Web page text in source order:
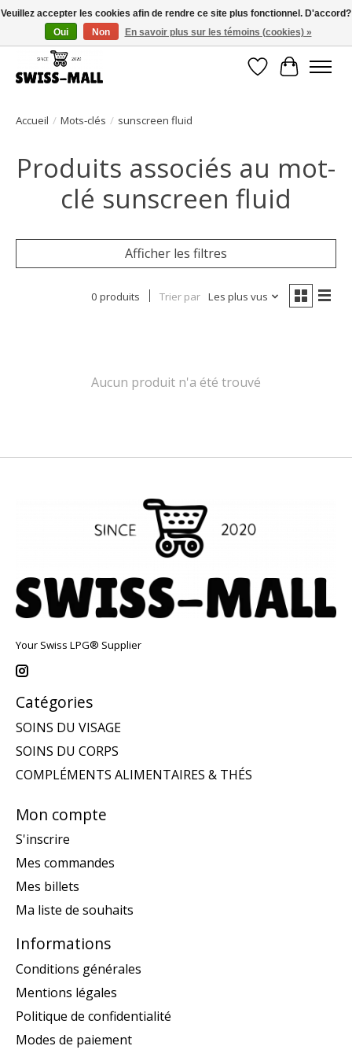
Livraison gratuite dès CHF 250 – livrée avec soin et fiabilité
Liste dePanier
Accueil / Mots-clés / sunscreen fluid
Produits associés au mot-
clé sunscreen fluid
Afficher les filtres
0 produits Trier par Les plus vus
Aucun produit n'a été trouvé
Your Swiss LPG® Supplier
Catégories
SOINS DU VISAGE
SOINS DU CORPS
COMPLÉMENTS ALIMENTAIRES & THÉS
Mon compte
S'inscrire
Mes commandes
Mes billets
Ma liste de souhaits
Informations
Conditions générales
Mentions légales
Politique de confidentialité
Modes de paiement
Veuillez accepter les cookies afin de rendre ce site plus fonctionnel. D'accord?
Oui
Non En savoir plus sur les témoins (cookies) »